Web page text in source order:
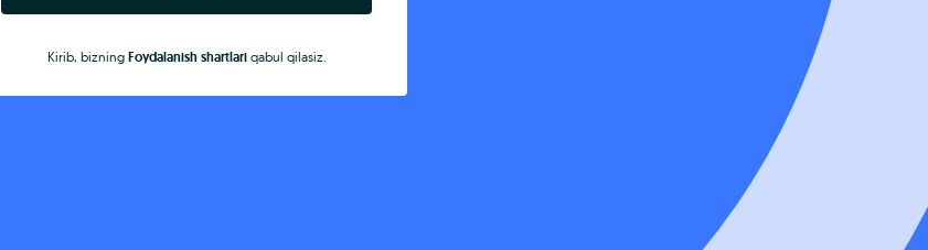
Kirib, bizning Foydalanish shartlariqabul qilasiz.